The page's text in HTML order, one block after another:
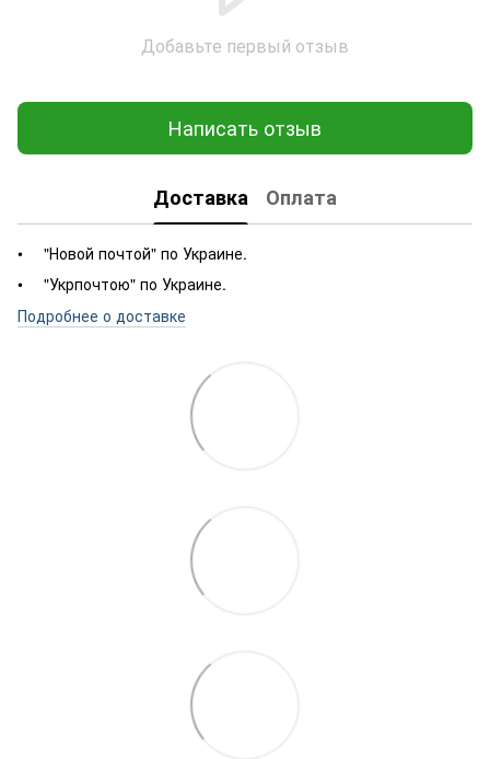
Добавьте первый отзыв
Написать отзыв
Доставка Оплата
"Новой почтой" по Украине.
"Укрпочтою" по Украине.
Подробнее о доставке